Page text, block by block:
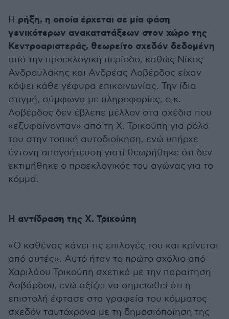
Η ρήξη, η οποία έρχεται σε μία φάση
γενικότερων ανακατατάξεων στον χώρο της
Κεντροαριστεράς, θεωρείτο σχεδόν δεδομένη
από την προεκλογική περίοδο, καθώς Νίκος
Ανδρουλάκης και Ανδρέας Λοβέρδος είχαν
κόψει κάθε γέφυρα επικοινωνίας. Την ίδια
στιγμή, σύμφωνα με πληροφορίες, ο κ.
Λοβέρδος δεν έβλεπε μέλλον στα σχέδια που
«εξυφαίνονταν» από τη Χ. Τρικούπη για ρόλο
του στην τοπική αυτοδιοίκηση, ενώ υπήρχε
έντονη απογοήτευση γιατί θεωρήθηκε ότι δεν
εκτιμήθηκε ο προεκλογικός του αγώνας για το
κόμμα.
Η αντίδραση της Χ. Τρικούπη
«Ο καθένας κάνει τις επιλογές του και κρίνεται
από αυτές». Αυτό ήταν το πρώτο σχόλιο από
Χαριλάου Τρικούπη σχετικά με την παραίτηση
Λοβάρδου, ενώ αξίζει να σημειωθεί ότι η
επιστολή έφτασε στα γραφεία του κόμματος
σχεδόν ταυτόχρονα με τη δημοσιόποίηση της